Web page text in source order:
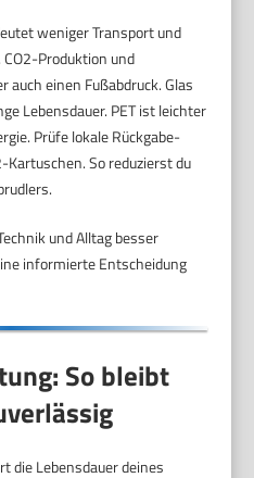
weniger Transport und
Produktion und
auch einen Fußabdruck. Glas
Lebensdauer. PET ist leichter
Prüfe lokale Rückgabe-
So reduzierst du
und Alltag besser
informierte Entscheidung
So bleibt
die Lebensdauer deines